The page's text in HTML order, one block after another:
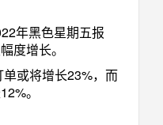
年黑色星期五报
度增长。
或将增长23%，而
。